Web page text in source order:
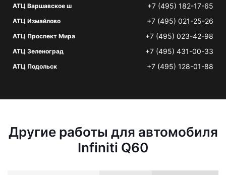
АТЦ Варшавское ш +7 (495) 182-17-65
АТЦ Измайлово +7 (495) 021-25-26
АТЦ Проспект Мира +7 (495) 023-42-98
АТЦ Зеленоград +7 (495) 431-00-33
АТЦ Подольск +7 (495) 128-01-88
Другие работы для автомобиля
Infiniti Q60